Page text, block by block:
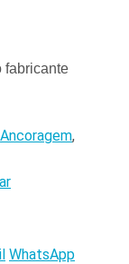
fabricante
Ancoragem,
WhatsApp